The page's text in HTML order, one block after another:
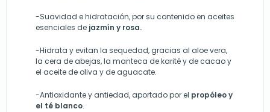
-Suavidad e hidratación, por su contenido en aceites
esenciales de jazmín y rosa.
-Hidrata y evitan la sequedad, gracias al aloe vera,
la cera de abejas, la manteca de karité y de cacao y
el aceite de oliva y de aguacate.
-Antioxidante y antiedad, aportado por el propóleo y
el té blanco.